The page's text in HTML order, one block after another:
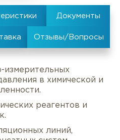
измерительных
в химической и
реагентов и
линий,